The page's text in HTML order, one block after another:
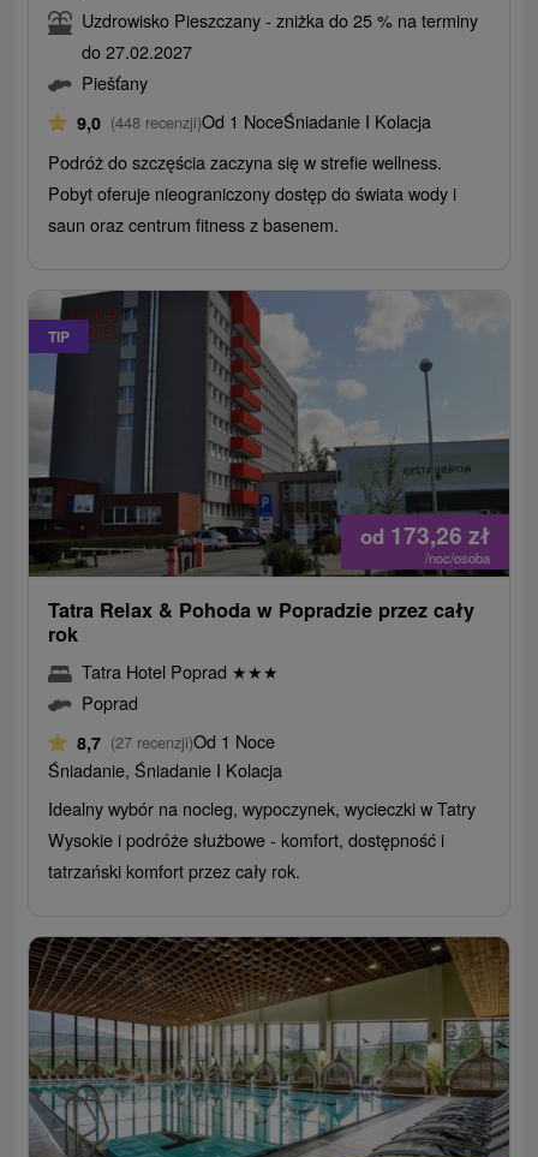
Uzdrowisko Pieszczany - zniżka do 25 % na terminy
do 27.02.2027
Piešťany
9,0 (448 recenzji)Od 1 NoceŚniadanie I Kolacja
Podróż do szczęścia zaczyna się w strefie wellness.
Pobyt oferuje nieograniczony dostęp do świata wody i
saun oraz centrum fitness z basenem.
TIP
od 173,26 zł
/noc/osoba
Tatra Relax & Pohoda w Popradzie przez cały
rok
Tatra Hotel Poprad ★★★
Poprad
8,7 (27 recenzji)Od 1 Noce
Śniadanie, Śniadanie I Kolacja
Idealny wybór na nocleg, wypoczynek, wycieczki w Tatry
Wysokie i podróże służbowe - komfort, dostępność i
tatrzański komfort przez cały rok.